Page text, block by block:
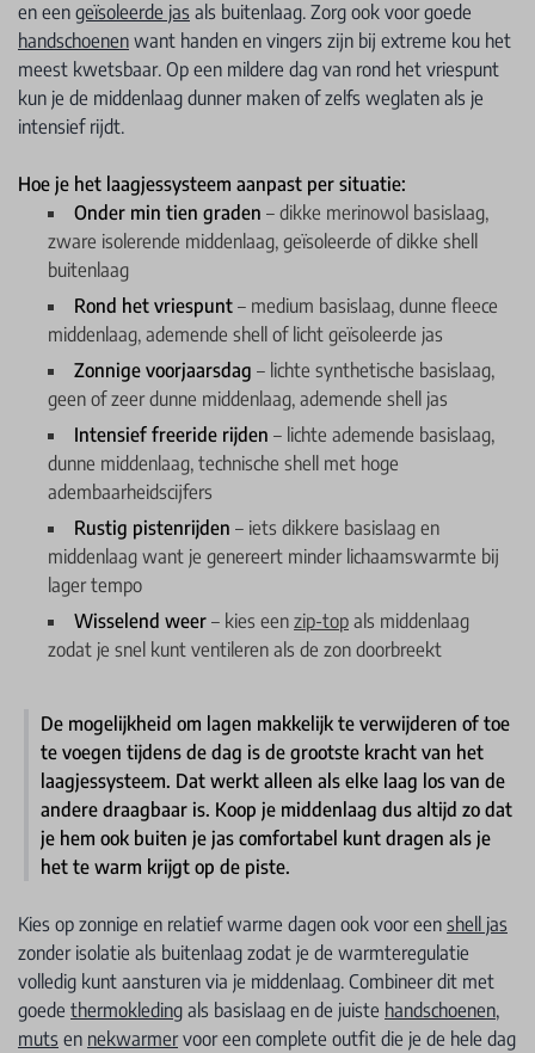
en een geïsoleerde jas als buitenlaag. Zorg ook voor goede
handschoenen want handen en vingers zijn bij extreme kou het
meest kwetsbaar. Op een mildere dag van rond het vriespunt
kun je de middenlaag dunner maken of zelfs weglaten als je
intensief rijdt.
Hoe je het laagjessysteem aanpast per situatie:
Onder min tien graden – dikke merinowol basislaag,
zware isolerende middenlaag, geïsoleerde of dikke shell
buitenlaag
Rond het vriespunt – medium basislaag, dunne fleece
middenlaag, ademende shell of licht geïsoleerde jas
Zonnige voorjaarsdag – lichte synthetische basislaag,
geen of zeer dunne middenlaag, ademende shell jas
Intensief freeride rijden – lichte ademende basislaag,
dunne middenlaag, technische shell met hoge
adembaarheidscijfers
Rustig pistenrijden – iets dikkere basislaag en
middenlaag want je genereert minder lichaamswarmte bij
lager tempo
Wisselend weer – kies een zip-top als middenlaag
zodat je snel kunt ventileren als de zon doorbreekt
De mogelijkheid om lagen makkelijk te verwijderen of toe
te voegen tijdens de dag is de grootste kracht van het
laagjessysteem. Dat werkt alleen als elke laag los van de
andere draagbaar is. Koop je middenlaag dus altijd zo dat
je hem ook buiten je jas comfortabel kunt dragen als je
het te warm krijgt op de piste.
Kies op zonnige en relatief warme dagen ook voor een shell jas
zonder isolatie als buitenlaag zodat je de warmteregulatie
volledig kunt aansturen via je middenlaag. Combineer dit met
goede thermokleding als basislaag en de juiste handschoenen,
muts en nekwarmervoor een complete outfit die je de hele dag